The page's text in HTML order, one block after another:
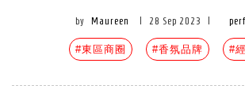
by Maureen 28 Sep 2023
#東區商圈 #香氛品牌 #